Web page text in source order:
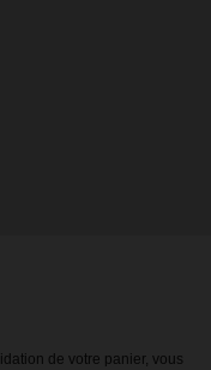
de votre panier, vous